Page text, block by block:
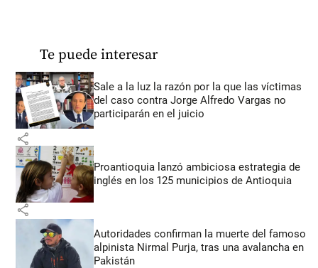
Te puede interesar
Sale a la luz la razón por la que las víctimas
del caso contra Jorge Alfredo Vargas no
participarán en el juicio
share
Proantioquia lanzó ambiciosa estrategia de
inglés en los 125 municipios de Antioquia
share
Autoridades confirman la muerte del famoso
alpinista Nirmal Purja, tras una avalancha en
Pakistán